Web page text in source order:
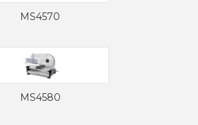
MS4570
MS4580